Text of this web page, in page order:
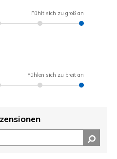
Fühlt sich zu groß an
Fühlen sich zu breit an